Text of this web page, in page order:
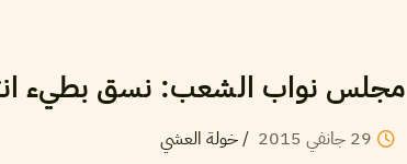
مجلس نواب الشعب: نسق بطيء
29 جانفي 2015
/خولة العشي